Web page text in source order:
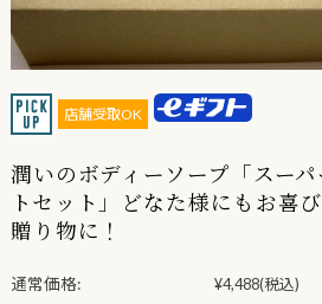
店舗受取OK
潤いのボディーソープ「スー
トセット」どなた様にもお喜
贈り物に！
通常価格: ¥4,488(税込)